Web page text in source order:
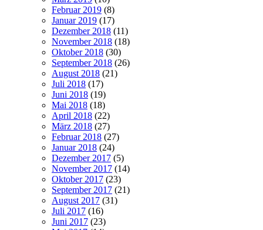
Februar 2019 (8)
Januar 2019 (17)
Dezember 2018 (11)
November 2018 (18)
Oktober 2018 (30)
September 2018 (26)
August 2018 (21)
Juli 2018 (17)
Juni 2018 (19)
Mai 2018 (18)
April 2018 (22)
März 2018 (27)
Februar 2018 (27)
Januar 2018 (24)
Dezember 2017 (5)
November 2017 (14)
Oktober 2017 (23)
September 2017 (21)
August 2017 (31)
Juli 2017 (16)
Juni 2017 (23)